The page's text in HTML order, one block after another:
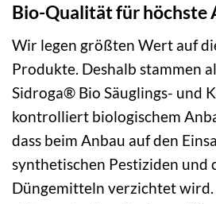
Bio-Qualität für höchste
Wir legen größten Wert auf
Produkte. Deshalb stammen
Sidroga® Bio Säuglings- und
kontrolliert biologischem
dass beim Anbau auf den
synthetischen Pestiziden und
Düngemitteln verzichtet wird.